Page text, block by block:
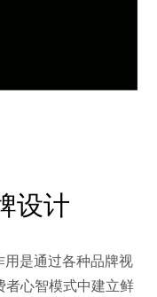
设计
是通过各种品牌视
心智模式中建立鲜